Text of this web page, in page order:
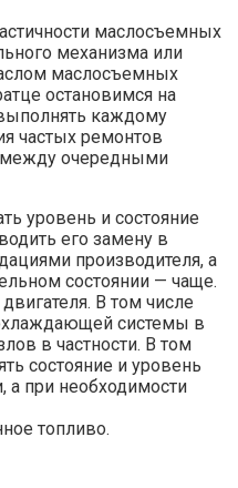
маслосъемных
механизма или
маслосъемных
остановимся на
каждому
частых ремонтов
между очередными
уровень и состояние
его замену в
производителя, а
состоянии — чаще.
В том числе
системы в
в частности. В том
состояние и уровень
при необходимости
топливо.